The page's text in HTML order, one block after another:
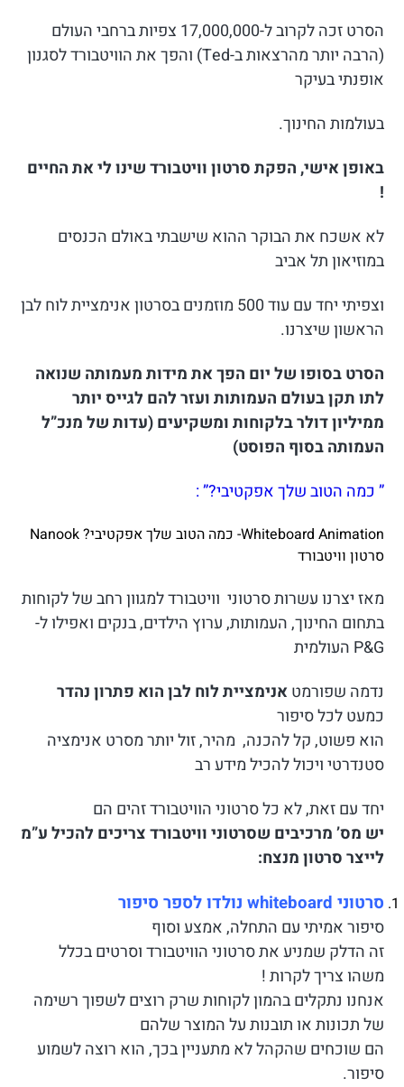
הסרט זכה לקרוב ל-17,000,000 צפיות ברחבי העולם
(הרבה יותר מהרצאות ב-Ted) והפך את הוויטבורד לסגנון
אופנתי בעיקר
בעולמות החינוך.
באופן אישי, הפקת סרטון וויטבורד שינו לי את החיים
!
לא אשכח את הבוקר ההוא שישבתי באולם הכנסים
במוזיאון תל אביב
וצפיתי יחד עם עוד 500 מוזמנים בסרטון אנימציית לוח לבן
הראשון שיצרנו.
הסרט בסופו של יום הפך את מידות מעמותה שנואה
לתו תקן בעולם העמותות ועזר להם לגייס יותר
ממיליון דולר בלקוחות ומשקיעים (עדות של מנכ”ל
העמותה בסוף הפוסט)
” כמה הטוב שלך אפקטיבי?” :
Whiteboard Animation- כמה הטוב שלך אפקטיבי? Nanook
סרטון וויטבורד
מאז יצרנו עשרות סרטוני וויטבורד למגוון רחב של לקוחות
בתחום החינוך, העמותות, ערוץ הילדים, בנקים ואפילו ל-
P&G העולמית
נדמה שפורמטאנימציית לוח לבן הוא פתרון נהדר
כמעט לכל סיפור
הוא פשוט, קל להכנה, מהיר, זול יותר מסרט אנימציה
סטנדרטי ויכול להכיל מידע רב
יחד עם זאת, לא כל סרטוני הוויטבורד זהים הם
יש מס’ מרכיבים שסרטוני וויטבורד צריכים להכיל ע”מ
לייצר סרטון מנצח:
סרטוני whiteboard נולדו לספר סיפור
סיפור אמיתי עם התחלה, אמצע וסוף
זה הדלק שמניע את סרטוני הוויטבורד וסרטים בכלל
משהו צריך לקרות !
אנחנו נתקלים בהמון לקוחות שרק רוצים לשפוך רשימה
של תכונות או תובנות על המוצר שלהם
הם שוכחים שהקהל לא מתעניין בכך, הוא רוצה לשמוע
סיפור.